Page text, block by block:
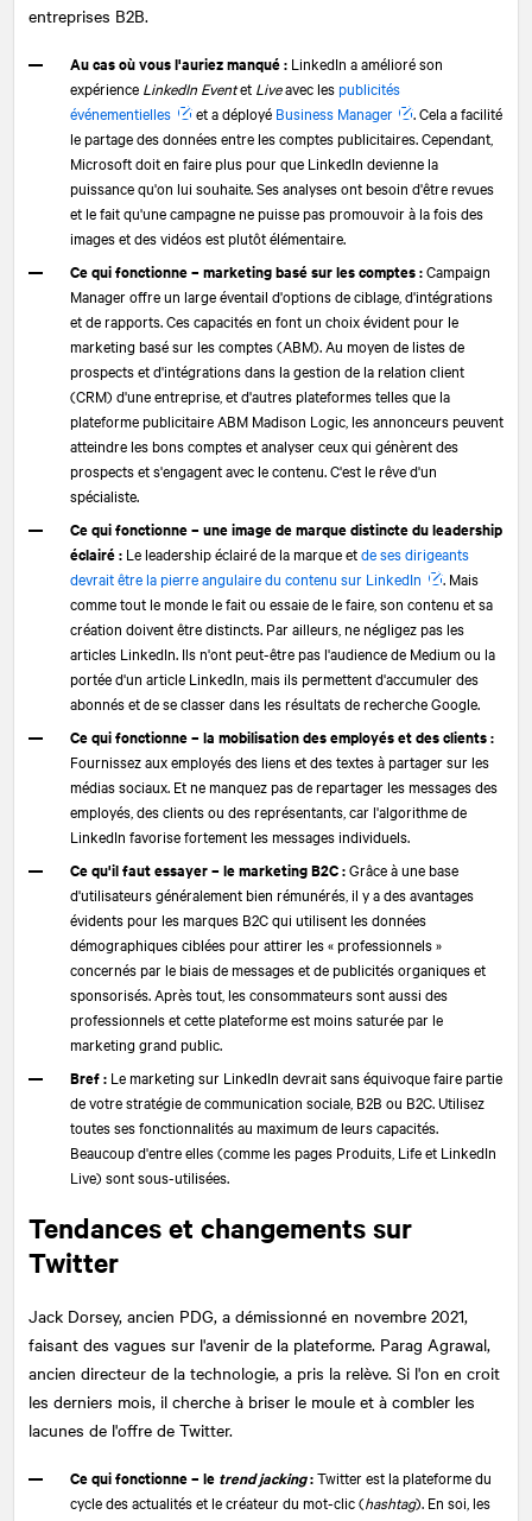
entreprises B2B.
Au cas où vous l'auriez manqué : LinkedIn a amélioré son
expérience LinkedIn Eventet Liveavec les publicités
événementielles
et a déployé Business Manager
. Cela a facilité
le partage des données entre les comptes publicitaires. Cependant,
Microsoft doit en faire plus pour que LinkedIn devienne la
puissance qu'on lui souhaite. Ses analyses ont besoin d'être revues
et le fait qu'une campagne ne puisse pas promouvoir à la fois des
images et des vidéos est plutôt élémentaire.
Ce qui fonctionne – marketing basé sur les comptes :Campaign
Manager offre un large éventail d'options de ciblage, d'intégrations
et de rapports. Ces capacités en font un choix évident pour le
marketing basé sur les comptes (ABM). Au moyen de listes de
prospects et d'intégrations dans la gestion de la relation client
(CRM) d'une entreprise, et d'autres plateformes telles que la
plateforme publicitaire ABM Madison Logic, les annonceurs peuvent
atteindre les bons comptes et analyser ceux qui génèrent des
prospects et s'engagent avec le contenu. C'est le rêve d'un
spécialiste.
Ce qui fonctionne – une image de marque distincte du leadership
éclairé : Le leadership éclairé de la marque etde ses dirigeants
devrait être la pierre angulaire du contenu sur LinkedIn
. Mais
comme tout le monde le fait ou essaie de le faire, son contenu et sa
création doivent être distincts. Par ailleurs, ne négligez pas les
articles LinkedIn. Ils n'ont peut-être pas l'audience de Medium ou la
portée d'un article LinkedIn, mais ils permettent d'accumuler des
abonnés et de se classer dans les résultats de recherche Google.
Ce qui fonctionne – la mobilisation des employés et des clients :
Fournissez aux employés des liens et des textes à partager sur les
médias sociaux. Et ne manquez pas de repartager les messages des
employés, des clients ou des représentants, car l'algorithme de
LinkedIn favorise fortement les messages individuels.
Ce qu'il faut essayer – le marketing B2C :Grâce à une base
d'utilisateurs généralement bien rémunérés, il y a des avantages
évidents pour les marques B2C qui utilisent les données
démographiques ciblées pour attirer les « professionnels »
concernés par le biais de messages et de publicités organiques et
sponsorisés. Après tout, les consommateurs sont aussi des
professionnels et cette plateforme est moins saturée par le
marketing grand public.
Bref : Le marketing sur LinkedIn devrait sans équivoque faire partie
de votre stratégie de communication sociale, B2B ou B2C. Utilisez
toutes ses fonctionnalités au maximum de leurs capacités.
Beaucoup d'entre elles (comme les pages Produits, Life et LinkedIn
Live) sont sous-utilisées.
Tendances et changements sur
Twitter
Jack Dorsey, ancien PDG, a démissionné en novembre 2021,
faisant des vagues sur l'avenir de la plateforme. Parag Agrawal,
ancien directeur de la technologie, a pris la relève. Si l'on en croit
les derniers mois, il cherche à briser le moule et à combler les
lacunes de l'offre de Twitter.
Ce qui fonctionne – le trend jacking:Twitter est la plateforme du
cycle des actualités et le créateur du mot-clic (hashtag). En soi, les